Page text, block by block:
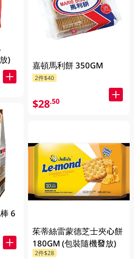
)
6
嘉頓馬利餅 350GM
2件$40
$28.50
茱蒂絲雷蒙德芝士夾心餅
180GM (包裝隨機發放)
2件$28